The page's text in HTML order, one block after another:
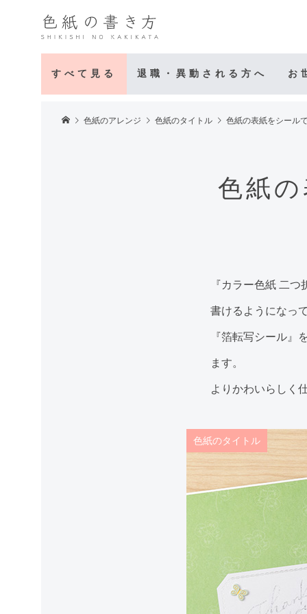
色紙のアレンジ 色紙のタイトル 色紙の表紙をシール
すべて見る 退職・異動される方へ お
色紙
『カラー色紙 二
書けるようになっ
『箔転写シール
ます。
よりかわいらしく
色紙のタイトル